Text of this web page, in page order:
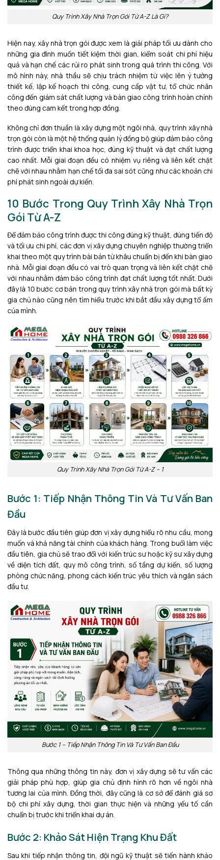
Quy Trình Xây Nhà Trọn Gói Từ A-Z Là Gì?
Hiện nay, xây nhà trọn gói được xem là giải pháp tối ưu dành cho
những gia đình muốn tiết kiệm thời gian, kiểm soát chi phí hiệu
quả và hạn chế các rủi ro phát sinh trong quá trình thi công. Với
mô hình này, nhà thầu sẽ chịu trách nhiệm từ việc lên ý tưởng
thiết kế, lập kế hoạch thi công, cung cấp vật tư, tổ chức nhân
công đến giám sát chất lượng và bàn giao công trình hoàn chỉnh
theo đúng cam kết trong hợp đồng.
Không chỉ đơn thuần là xây dựng một ngôi nhà, quy trình xây nhà
trọn gói còn là một hệ thống quản lý đồng bộ giúp đảm bảo công
trình được triển khai khoa học, đúng kỹ thuật và đạt chất lượng
cao nhất. Mỗi giai đoạn đều có nhiệm vụ riêng và liên kết chặt
chẽ với nhau nhằm hạn chế tối đa sai sót cũng như các khoản chi
phí phát sinh ngoài dự kiến.
10 Bước Trong Quy Trình Xây Nhà Trọn
Gói Từ A-Z
Để đảm bảo công trình được thi công đúng kỹ thuật, đúng tiến độ
và tối ưu chi phí, các đơn vị xây dựng chuyên nghiệp thường triển
khai theo một quy trình bài bản từ khâu chuẩn bị đến khi bàn giao
nhà. Mỗi giai đoạn đều có vai trò quan trọng và liên kết chặt chẽ
với nhau nhằm đảm bảo công trình đạt chất lượng tốt nhất. Dưới
đây là 10 bước cơ bản trong quy trình xây nhà trọn gói mà bất kỳ
gia chủ nào cũng nên tìm hiểu trước khi bắt đầu xây dựng tổ ấm
của mình.
Quy Trình Xây Nhà Trọn Gói Từ A-Z – 1
Bước 1: Tiếp Nhận Thông Tin Và Tư Vấn Ban
Đầu
Đây là bước đầu tiên giúp đơn vị xây dựng hiểu rõ nhu cầu, mong
muốn và khả năng tài chính của khách hàng. Trong buổi làm việc
đầu tiên, gia chủ sẽ trao đổi với kiến trúc sư hoặc kỹ sư xây dựng
về diện tích đất, quy mô công trình, số tầng dự kiến, số lượng
phòng chức năng, phong cách kiến trúc yêu thích và ngân sách
đầu tư.
Bước 1 – Tiếp Nhận Thông Tin Và Tư Vấn Ban Đầu
Thông qua những thông tin này, đơn vị xây dựng sẽ tư vấn các
giải pháp phù hợp, giúp gia chủ định hình rõ hơn về ngôi nhà
tương lai của mình. Đồng thời, đây cũng là cơ sở để đánh giá sơ
bộ chi phí xây dựng, thời gian thực hiện và những yếu tố cần
chuẩn bị trước khi triển khai dự án.
Bước 2: Khảo Sát Hiện Trạng Khu Đất
Sau khi tiếp nhận thông tin, đội ngũ kỹ thuật sẽ tiến hành khảo